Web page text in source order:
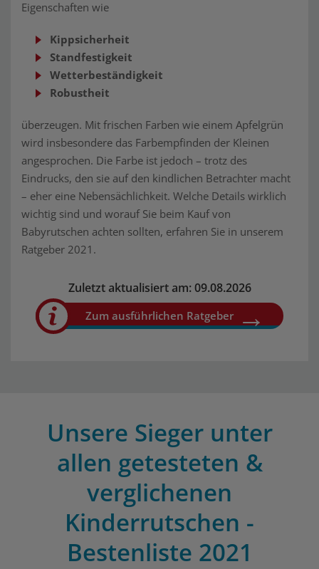
Eigenschaften wie
Kippsicherheit
Standfestigkeit
Wetterbeständigkeit
Robustheit
überzeugen. Mit frischen Farben wie einem Apfelgrün
wird insbesondere das Farbempfinden der Kleinen
angesprochen. Die Farbe ist jedoch – trotz des
Eindrucks, den sie auf den kindlichen Betrachter macht
– eher eine Nebensächlichkeit. Welche Details wirklich
wichtig sind und worauf Sie beim Kauf von
Babyrutschen achten sollten, erfahren Sie in unserem
Ratgeber 2021.
Zuletzt aktualisiert am: 09.08.2026
Zum ausführlichen Ratgeber
Unsere Sieger unter
allen getesteten &
verglichenen
Kinderrutschen -
Bestenliste 2021